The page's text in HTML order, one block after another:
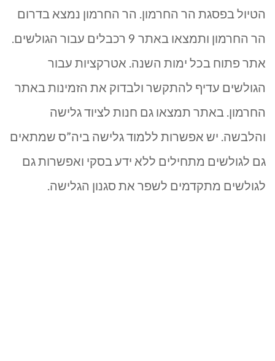
הטיול בפסגת הר החרמון. הר החרמון נמצא בדרום
הר החרמון ותמצאו באתר 9 רכבלים עבור הגולשים.
אתר פתוח בכל ימות השנה. אטרקציות עבור
הגולשים עדיף להתקשר ולבדוק את הזמינות באתר
החרמון. באתר תמצאו גם חנות לציוד גלישה
והלבשה. יש אפשרות ללמוד גלישה ביה”ס שמתאים
גם לגולשים מתחילים ללא ידע בסקי ואפשרות גם
לגולשים מתקדמים לשפר את סגנון הגלישה.